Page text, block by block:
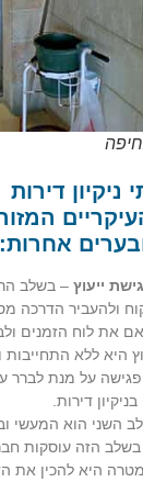
דירות
אחרות:
– בשלב
הדרכה
לוח הזמנים
היא ללא התחייבות
על מנת לברר על
דירות.
הוא המעשי ובו
הזה עוסקות חברות
היא להכין את